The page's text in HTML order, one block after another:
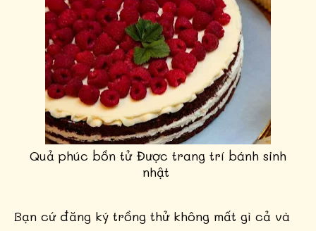
Quả phúc bồn tử Được trang trí bánh sinh
nhật
Bạn cứ đăng ký trồng thử không mất gì cả và